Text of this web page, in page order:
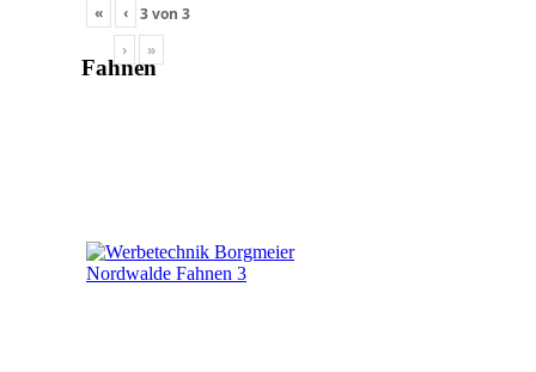
« ‹ 3von3
›
»
Fahnen